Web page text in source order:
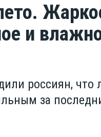
и
россиян, что
за